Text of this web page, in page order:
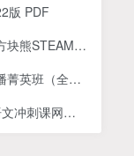
版 PDF
维启蒙课》共109集
师）韩春成【2】
课网课视频